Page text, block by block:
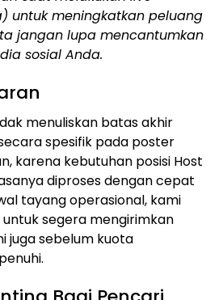
untuk meningkatkan peluang
jangan lupa mencantumkan
sosial Anda.
menuliskan batas akhir
spesifik pada poster
karena kebutuhan posisi Host
diproses dengan cepat
tayang operasional, kami
segera mengirimkan
juga sebelum kuota